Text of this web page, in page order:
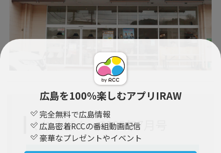
広島を100％楽しむアプリIRAW
完全無料で広島情報
広島密着RCCの番組動画配信
豪華なプレゼントやイベント
くれえばん 2025年7月号